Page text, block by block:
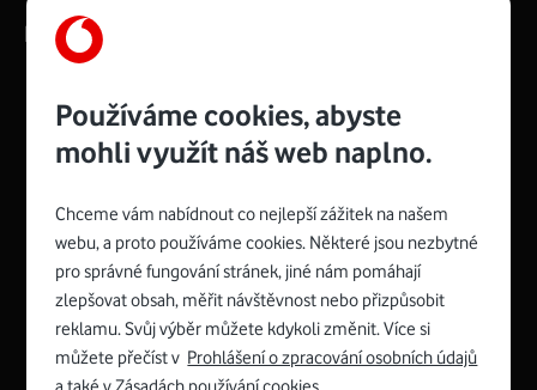
Používáme cookies, abyste
mohli využít náš web naplno.
Chceme vám nabídnout co nejlepší zážitek na našem
webu, a proto používáme cookies. Některé jsou nezbytné
pro správné fungování stránek, jiné nám pomáhají
zlepšovat obsah, měřit návštěvnost nebo přizpůsobit
reklamu. Svůj výběr můžete kdykoli změnit. Více si
můžete přečíst v Prohlášení o zpracování osobních údajů
Spojte se s Vodafonem
Facebook
profil
X
profil
Instagram
profil
Youtube
profil
Vodafone
TV
LinkedIn
profil
Kontakty
Management
consultancy
Recruitment
logo
Top
roku
Platinové
EcoVadis
Buy
Award
má
zelenou